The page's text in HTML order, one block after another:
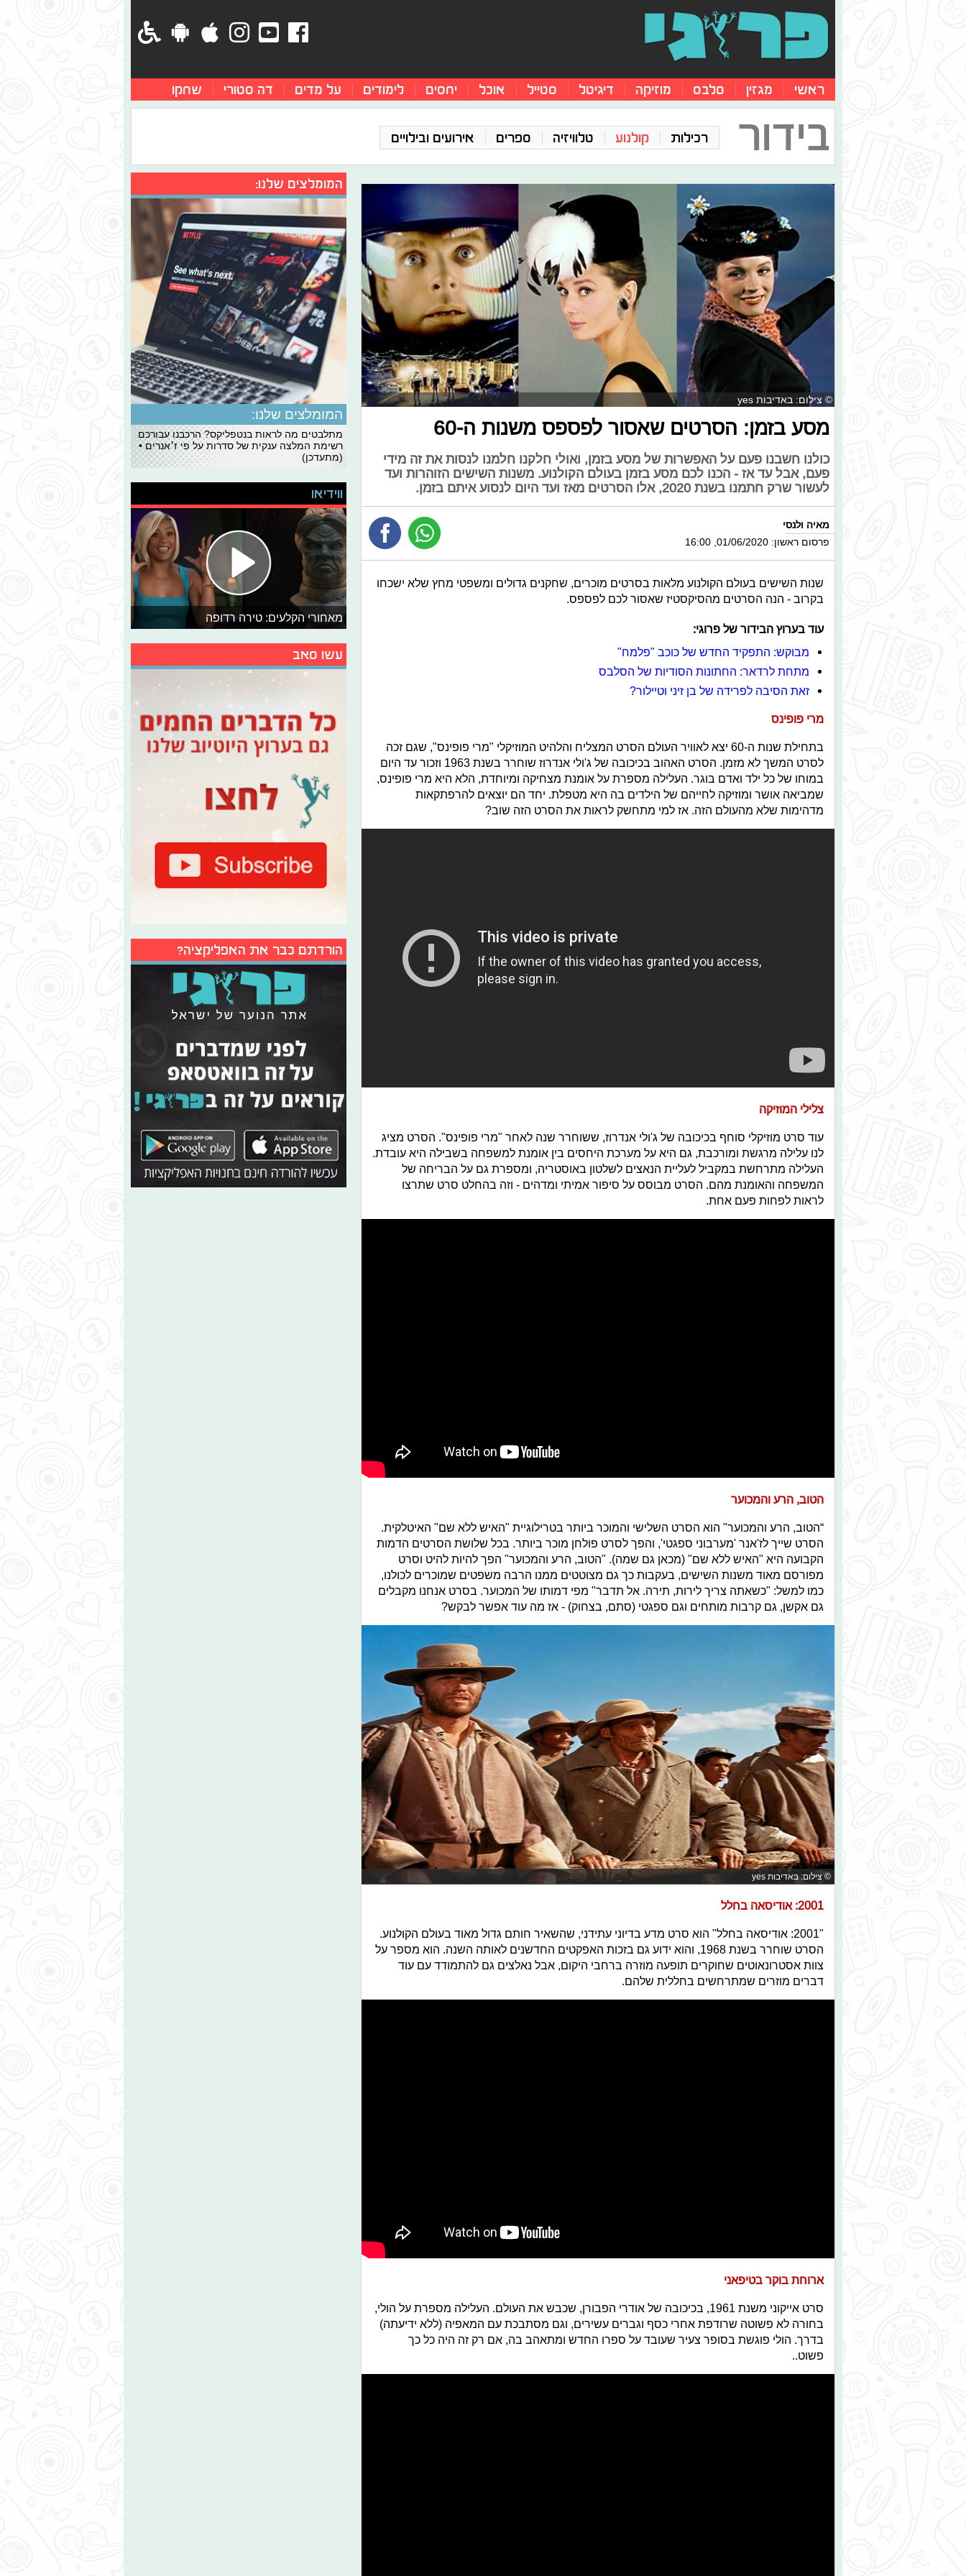
ראשי מגזין סלבס מוזיקה דיגיטל סטייל אוכל יחסים לימודים על מדים דה סטורי שחקו
בידור רכילות קולנוע טלוויזיה ספרים אירועים ובילויים
© צילום: באדיבות yes
מסע בזמן: הסרטים שאסור לפספס משנות ה-60
כולנו חשבנו פעם על האפשרות של מסע בזמן, ואולי חלקנו חלמנו לנסות את זה מידי
פעם, אבל עד אז - הכנו לכם מסע בזמן בעולם הקולנוע. משנות השישים הזוהרות ועד
לעשור שרק חתמנו בשנת 2020, אלו הסרטים מאז ועד היום לנסוע איתם בזמן.
מאיה ולנסי
פרסום ראשון: 01/06/2020, 16:00
שנות השישים בעולם הקולנוע מלאות בסרטים מוכרים, שחקנים גדולים ומשפטי מחץ שלא ישכחו
בקרוב - הנה הסרטים מהסיקסטיז שאסור לכם לפספס.
עוד בערוץ הבידור של פרוגי:
מבוקש: התפקיד החדש של כוכב "פלמח"
מתחת לרדאר: החתונות הסודיות של הסלבס
זאת הסיבה לפרידה של בן זיני וטיילור?
מרי פופינס
בתחילת שנות ה-60 יצא לאוויר העולם הסרט המצליח והלהיט המוזיקלי "מרי פופינס", שגם זכה
לסרט המשך לא מזמן. הסרט האהוב בכיכובה של ג'ולי אנדרוז שוחרר בשנת 1963 וזכור עד היום
במוחו של כל ילד ואדם בוגר. העלילה מספרת על אומנת מצחיקה ומיוחדת, הלא היא מרי פופינס,
שמביאה אושר ומוזיקה לחייהם של הילדים בה היא מטפלת. יחד הם יוצאים להרפתקאות
מדהימות שלא מהעולם הזה. אז למי מתחשק לראות את הסרט הזה שוב?
צלילי המוזיקה
עוד סרט מוזיקלי סוחף בכיכובה של ג'ולי אנדרוז, ששוחרר שנה לאחר "מרי פופינס". הסרט מציג
לנו עלילה מרגשת ומורכבת, גם היא על מערכת היחסים בין אומנת למשפחה בשבילה היא עובדת.
העלילה מתרחשת במקביל לעליית הנאצים לשלטון באוסטריה, ומספרת גם על הבריחה של
המשפחה והאומנת מהם. הסרט מבוסס על סיפור אמיתי ומדהים - וזה בהחלט סרט שתרצו
לראות לפחות פעם אחת.
הטוב, הרע והמכוער
“הטוב, הרע והמכוער" הוא הסרט השלישי והמוכר ביותר בטרילוגיית "האיש ללא שם" האיטלקית.
הסרט שייך לז'אנר 'מערבוני ספגטי', והפך לסרט פולחן מוכר ביותר. בכל שלושת הסרטים הדמות
הקבועה היא "האיש ללא שם" (מכאן גם שמה). "הטוב, הרע והמכוער" הפך להיות להיט וסרט
מפורסם מאוד משנות השישים, בעקבות כך גם מצוטטים ממנו הרבה משפטים שמוכרים לכולנו,
כמו למשל: "כשאתה צריך לירות, תירה. אל תדבר" מפי דמותו של המכוער. בסרט אנחנו מקבלים
גם אקשן, גם קרבות מותחים וגם ספגטי (סתם, בצחוק) - אז מה עוד אפשר לבקש?
© צילום: באדיבות yes
2001: אודיסאה בחלל
"2001: אודיסאה בחלל" הוא סרט מדע בדיוני עתידני, שהשאיר חותם גדול מאוד בעולם הקולנוע.
הסרט שוחרר בשנת 1968, והוא ידוע גם בזכות האפקטים החדשנים לאותה השנה. הוא מספר על
צוות אסטרונאוטים שחוקרים תופעה מוזרה ברחבי היקום, אבל נאלצים גם להתמודד עם עוד
דברים מוזרים שמתרחשים בחללית שלהם.
ארוחת בוקר בטיפאני
סרט אייקוני משנת 1961, בכיכובה של אודרי הפבורן, שכבש את העולם. העלילה מספרת על הולי,
בחורה לא פשוטה שרודפת אחרי כסף וגברים עשירים, וגם מסתבכת עם המאפיה (ללא ידיעתה)
בדרך. הולי פוגשת בסופר צעיר שעובד על ספרו החדש ומתאהב בה, אם רק זה היה כל כך
פשוט..
המומלצים שלנו:
המומלצים שלנו:
מתלבטים מה לראות בנטפליקס? הרכבנו עבורכם
רשימת המלצה ענקית של סדרות על פי ז׳אנרים •
(מתעדכן)
ווידיאו
מאחורי הקלעים: טירה רדופה
עשו סאב
הורדתם כבר את האפליקציה?